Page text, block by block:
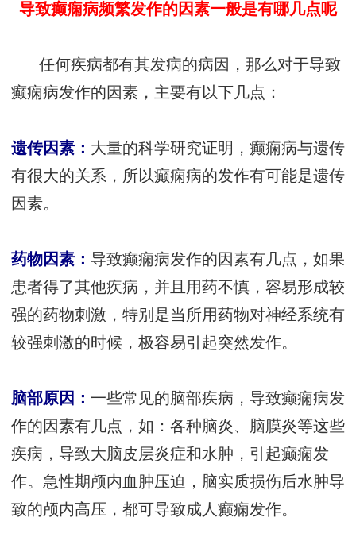
导致癫痫病频繁发作的因素一般是有哪几点呢
任何疾病都有其发病的病因，那么对于导致
癫痫病发作的因素，主要有以下几点：
遗传因素： 大量的科学研究证明，癫痫病与遗传
有很大的关系，所以癫痫病的发作有可能是遗传
因素。
药物因素： 导致癫痫病发作的因素有几点，如果
患者得了其他疾病，并且用药不慎，容易形成较
强的药物刺激，特别是当所用药物对神经系统有
较强刺激的时候，极容易引起突然发作。
脑部原因： 一些常见的脑部疾病，导致癫痫病发
作的因素有几点，如：各种脑炎、脑膜炎等这些
疾病，导致大脑皮层炎症和水肿，引起癫痫发
作。急性期颅内血肿压迫，脑实质损伤后水肿导
致的颅内高压，都可导致成人癫痫发作。